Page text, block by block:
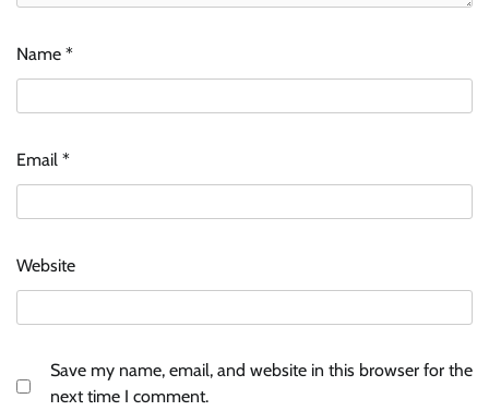
Name *
Email *
Website
Save my name, email, and website in this browser for the
next time I comment.